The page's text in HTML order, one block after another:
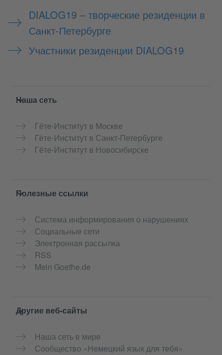
DIALOG19 – творческие резиденции в
Санкт-Петербурге
Участники резиденции DIALOG19
Service- und Informationsbereich
Наша сеть
Гёте-Институт в Москве
Гёте-Институт в Санкт-Петербурге
Гёте-Институт в Новосибирске
Полезные ссылки
Система информирования о нарушениях
Социальные сети
Электронная рассылка
RSS
Mein Goethe.de
Другие веб-сайты
Наша сеть в мире
Сообщество «Немецкий язык для тебя»